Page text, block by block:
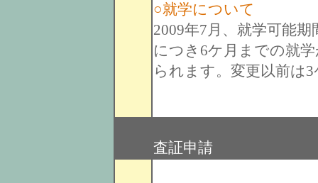
○就学について
2009年7月、就学可能
につき6ケ月までの就
られます。変更以前は
査証申請